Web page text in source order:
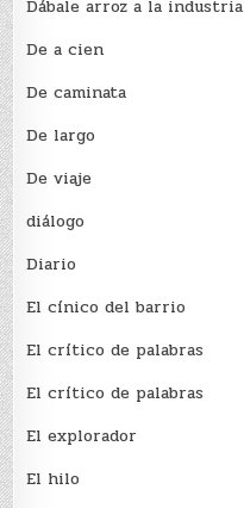
Dábale arroz a la industria
De a cien
De caminata
De largo
De viaje
diálogo
Diario
El cínico del barrio
El crí­tico de palabras
El crí­tico de palabras
El explorador
El hilo